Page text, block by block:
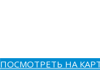
ПОСМОТРЕТЬ НА